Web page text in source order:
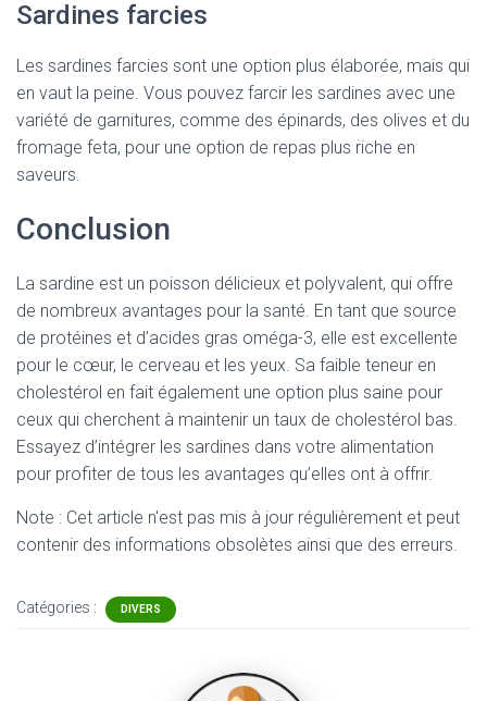
Sardines farcies
Les sardines farcies sont une option plus élaborée, mais qui
en vaut la peine. Vous pouvez farcir les sardines avec une
variété de garnitures, comme des épinards, des olives et du
fromage feta, pour une option de repas plus riche en
saveurs.
Conclusion
La sardine est un poisson délicieux et polyvalent, qui offre
de nombreux avantages pour la santé. En tant que source
de protéines et d’acides gras oméga-3, elle est excellente
pour le cœur, le cerveau et les yeux. Sa faible teneur en
cholestérol en fait également une option plus saine pour
ceux qui cherchent à maintenir un taux de cholestérol bas.
Essayez d’intégrer les sardines dans votre alimentation
pour profiter de tous les avantages qu’elles ont à offrir.
Note : Cet article n'est pas mis à jour régulièrement et peut
contenir des informations obsolètes ainsi que des erreurs.
Catégories : DIVERS